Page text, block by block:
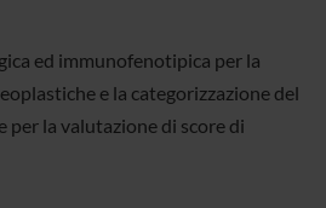
ed immunofenotipica per la
e la categorizzazione del
per la valutazione di score di